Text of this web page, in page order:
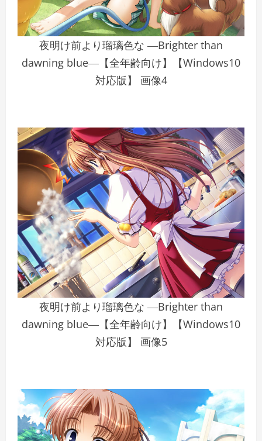
夜明け前より瑠璃色な ―Brighter than
dawning blue―【全年齢向け】【Windows10
対応版】 画像4
夜明け前より瑠璃色な ―Brighter than
dawning blue―【全年齢向け】【Windows10
対応版】 画像5